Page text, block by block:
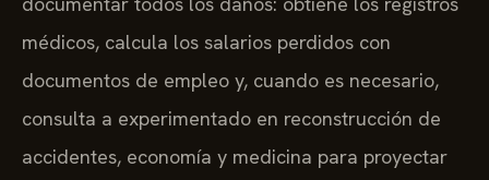
médicos, calcula los salarios perdidos con
documentos de empleo y, cuando es necesario,
consulta a experimentado en reconstrucción de
accidentes, economía y medicina para proyectar